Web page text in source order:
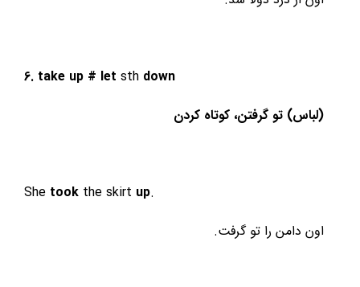
6. take up # let sth down
(لباس) تو گرفتن، کوتاه کردن
She took the skirt up.
اون دامن را تو گرفت.